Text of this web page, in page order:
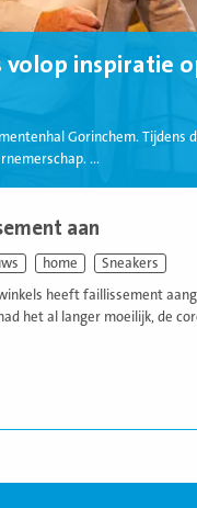
volop inspiratie
Gorinchem. Tijdens
...
aan
home Sneakers
heeft faillissement
het al langer moeilijk, de